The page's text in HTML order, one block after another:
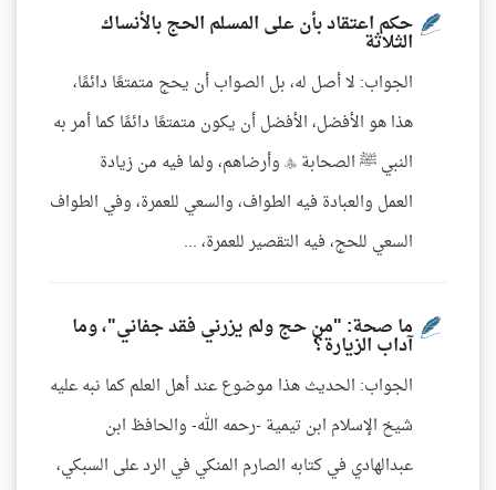
حكم اعتقاد بأن على المسلم الحج بالأنساك
الثلاثة
الجواب: لا أصل له، بل الصواب أن يحج متمتعًا دائمًا،
هذا هو الأفضل، الأفضل أن يكون متمتعًا دائمًا كما أمر به
النبي ﷺ الصحابة  وأرضاهم، ولما فيه من زيادة
العمل والعبادة فيه الطواف، والسعي للعمرة، وفي الطواف
السعي للحج، فيه التقصير للعمرة، ...
ما صحة: "من حج ولم يزرني فقد جفاني"، وما
آداب الزيارة؟
الجواب: الحديث هذا موضوع عند أهل العلم كما نبه عليه
شيخ الإسلام ابن تيمية -رحمه الله- والحافظ ابن
عبدالهادي في كتابه الصارم المنكي في الرد على السبكي،